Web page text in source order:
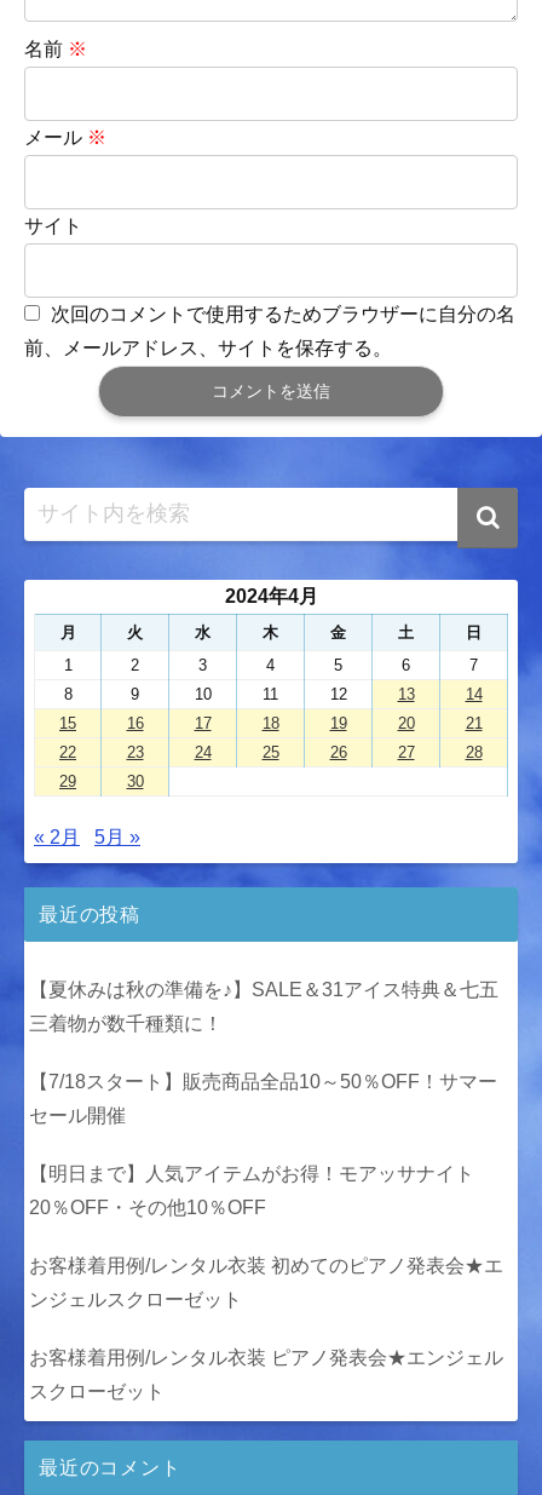
名前 ※
メール ※
サイト
次回のコメントで使用するためブラウザーに自分の名
前、メールアドレス、サイトを保存する。
2024年4月
月 火 水 木 金 土
日
1
2 3 4 5 6
7
8
9 10 11 12 13
14
15
16 17 18 19 20
21
22
23 24 25 26 27
28
29
30
« 2月 5月 »
最近の投稿
【夏休みは秋の準備を♪】SALE＆31アイス特典＆七五
三着物が数千種類に！
【7/18スタート】販売商品全品10～50％OFF！サマー
セール開催
【明日まで】人気アイテムがお得！モアッサナイト
20％OFF・その他10％OFF
お客様着用例/レンタル衣装 初めてのピアノ発表会★エ
ンジェルスクローゼット
お客様着用例/レンタル衣装 ピアノ発表会★エンジェル
スクローゼット
最近のコメント